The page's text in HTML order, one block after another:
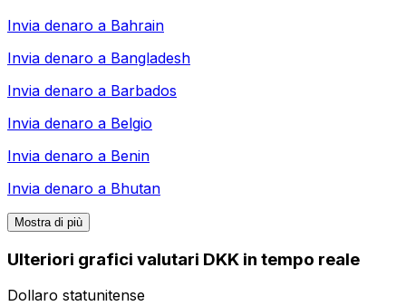
Invia denaro a Bahrain
Invia denaro a Bangladesh
Invia denaro a Barbados
Invia denaro a Belgio
Invia denaro a Benin
Invia denaro a Bhutan
Mostra di più
Ulteriori grafici valutari DKK in tempo reale
Dollaro statunitense